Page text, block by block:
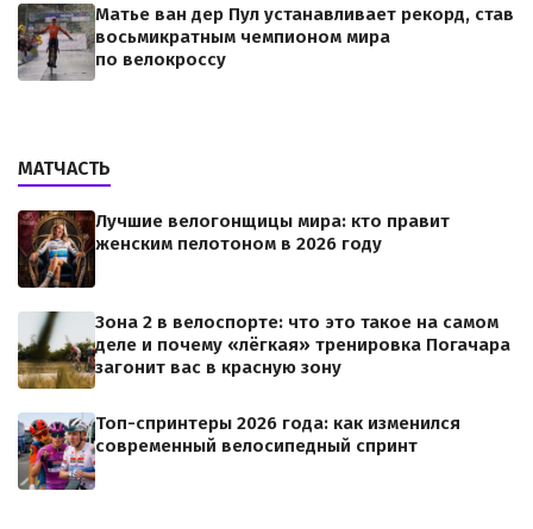
Матье ван дер Пул устанавливает рекорд, став
восьмикратным чемпионом мира
по велокроссу
МАТЧАСТЬ
Лучшие велогонщицы мира: кто правит
женским пелотоном в 2026 году
Зона 2 в велоспорте: что это такое на самом
деле и почему «лёгкая» тренировка Погачара
загонит вас в красную зону
Топ-спринтеры 2026 года: как изменился
современный велосипедный спринт